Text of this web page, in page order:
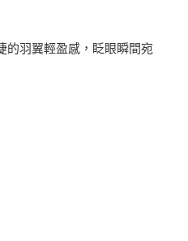
的羽翼輕盈感，眨眼瞬間宛